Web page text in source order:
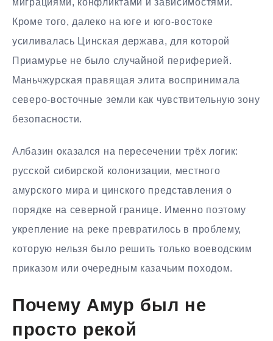
миграциями, конфликтами и зависимостями.
Кроме того, далеко на юге и юго-востоке
усиливалась Цинская держава, для которой
Приамурье не было случайной периферией.
Маньчжурская правящая элита воспринимала
северо-восточные земли как чувствительную зону
безопасности.
Албазин оказался на пересечении трёх логик:
русской сибирской колонизации, местного
амурского мира и цинского представления о
порядке на северной границе. Именно поэтому
укрепление на реке превратилось в проблему,
которую нельзя было решить только воеводским
приказом или очередным казачьим походом.
Почему Амур был не
просто рекой